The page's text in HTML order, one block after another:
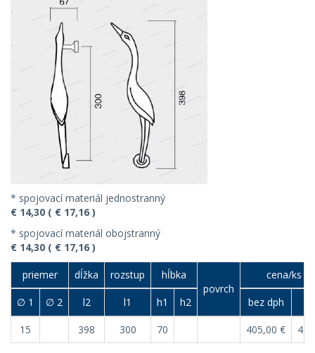
* spojovací materiál jednostranný
€ 14,30 ( € 17,16 )
* spojovací materiál obojstranný
€ 14,30 ( € 17,16 )
priemer dĺžka rozstup
hĺbka
povrch
cena/ks
∅ 1 ∅ 2 l2 l1 h1 h2 bez dph
15 398 300 70 405,00 €